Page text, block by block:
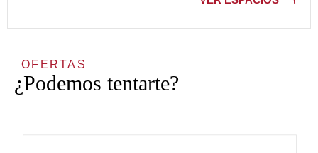
OFERTAS
¿Podemos tentarte?